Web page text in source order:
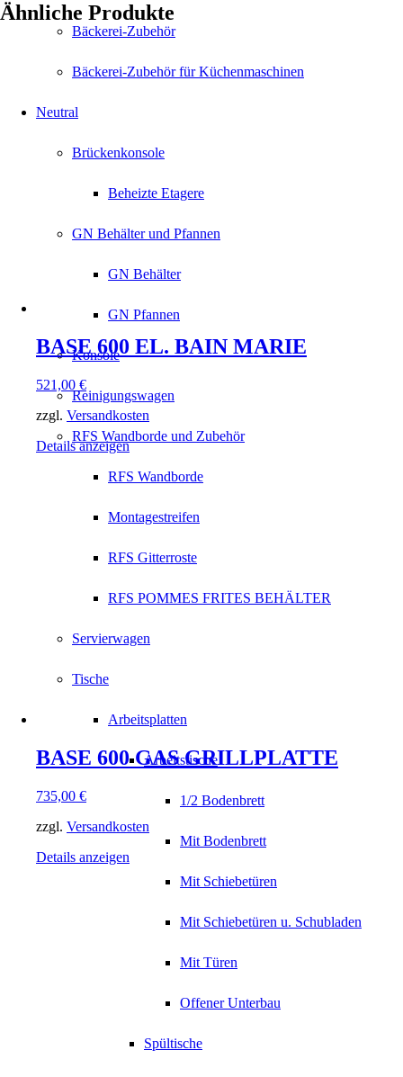
Bäckerei-Zubehör
Bäckerei-Zubehör für Küchenmaschinen
Neutral
Brückenkonsole
Beheizte Etagere
GN Behälter und Pfannen
GN Behälter
GN Pfannen
Konsole
Reinigungswagen
RFS Wandborde und Zubehör
RFS Wandborde
Montagestreifen
RFS Gitterroste
RFS POMMES FRITES BEHÄLTER
Servierwagen
Tische
Arbeitsplatten
Arbeitstische
1/2 Bodenbrett
Mit Bodenbrett
Mit Schiebetüren
Mit Schiebetüren u. Schubladen
Mit Türen
Offener Unterbau
Spültische
Ähnliche Produkte
BASE 600 EL. BAIN MARIE
521,00 €
zzgl. Versandkosten
Details anzeigen
BASE 600 GAS GRILLPLATTE
735,00 €
zzgl. Versandkosten
Details anzeigen